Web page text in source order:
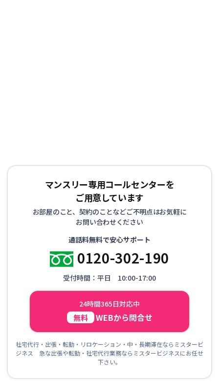
マンスリー専用コールセンターを
ご用意しています
お部屋のこと、契約のことなどご不明点はお気軽に
お問い合わせください
通話料無料で安心サポート
0120-302-190
受付時間：平日 10:00-17:00
24時間365日対応中
無料 WEBから問合せ
社宅代行・出張・転勤・リロケーション・中・長期滞在ならミスタービ
ジネス 急な出張や転勤・社宅代行業務ならミスタービジネスにお任せ
下さい。